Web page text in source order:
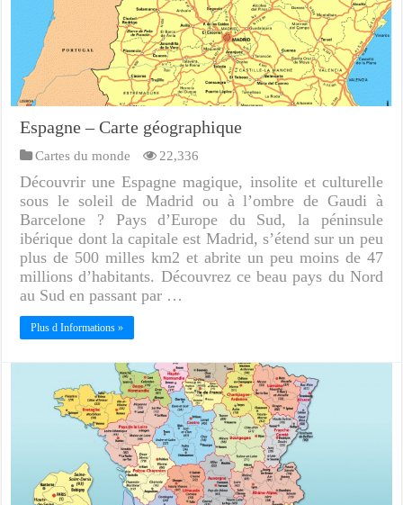
Espagne – Carte géographique
Cartes du monde 22,336
Découvrir une Espagne magique, insolite et culturelle
sous le soleil de Madrid ou à l’ombre de Gaudi à
Barcelone ? Pays d’Europe du Sud, la péninsule
ibérique dont la capitale est Madrid, s’étend sur un peu
plus de 500 milles km2 et abrite un peu moins de 47
millions d’habitants. Découvrez ce beau pays du Nord
au Sud en passant par …
Plus d Informations »